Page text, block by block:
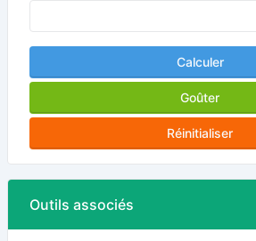
Calculer
Goûter
Réinitialiser
Outils associés